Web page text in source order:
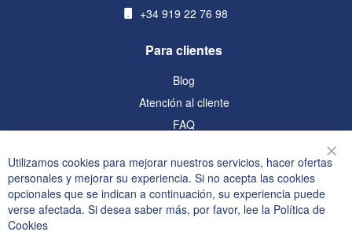
+34 919 22 76 98
Para clientes
Blog
Atención al cliente
FAQ
Información
Política de privacidad y cookies
Términos de búsqueda
Utilizamos cookies para mejorar nuestros servicios, hacer ofertas
personales y mejorar su experiencia. Si no acepta las cookies
opcionales que se indican a continuación, su experiencia puede
verse afectada. Si desea saber más, por favor, lee la Política de
Cookies